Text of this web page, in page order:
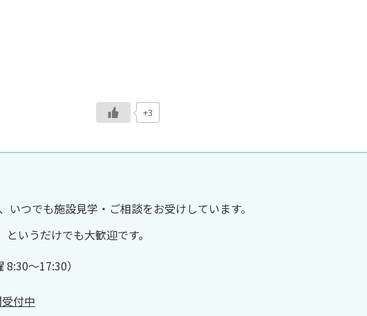
+3
つでも施設見学・ご相談をお受けしています。
いうだけでも大歓迎です。
8:30〜17:30）
付中